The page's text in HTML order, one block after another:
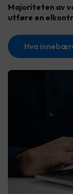
Majoriteten av
utføre en
Hva